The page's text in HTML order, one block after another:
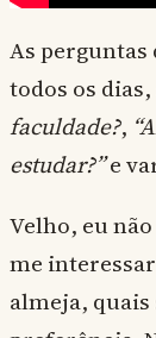
As
todos os
faculdade?,
estudar?”e
Velho, eu
me
almeja, quais